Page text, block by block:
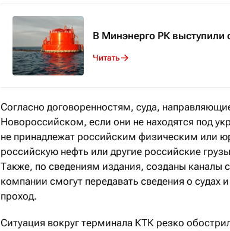
В Минэнерго РК выступили
Читать
Согласно договоренностям, суда,
Новороссийском, если они не находятся под
не принадлежат российским физическим или
российскую нефть или другие российские
Также, по сведениям издания, созданы каналы
компании смогут передавать сведения о судах
проход.
Ситуация вокруг терминала КТК резко